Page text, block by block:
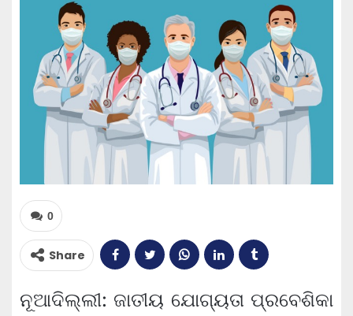
0
Share
ନୂଆଦିଲ୍ଲୀ: ଜାତୀୟ ଯୋଗ୍ୟତା ପ୍ରବେଶିକା